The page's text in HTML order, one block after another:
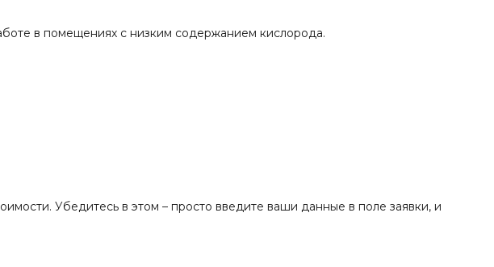
в помещениях с низким содержанием кислорода.
Убедитесь в этом – просто введите ваши данные в поле заявки, и